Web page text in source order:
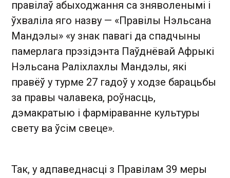
правілаў абыходжання са зняволенымі і
ўхваліла яго назву — «Правілы Нэльсана
Мандэлы» «у знак павагі да спадчыны
памерлага прэзідэнта Паўднёвай Афрыкі
Нэльсана Раліхлахлы Мандэлы, які
правёў у турме 27 гадоў у ходзе барацьбы
за правы чалавека, роўнасць,
дэмакратыю і фарміраванне культуры
свету ва ўсім свеце».
Так, у адпаведнасці з Правілам 39 меры